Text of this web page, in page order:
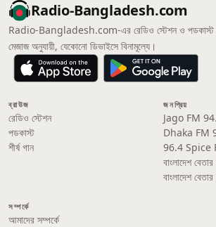
Radio-Bangladesh.com
Radio-Bangladesh.com-এর রেডিও স্টেশন ও পডকাস্ট
মেজাজ অনুযায়ী, যেকোনো ডিভাইসে বিনামূল্যে।
ব্রাউজ
রেডিও স্টেশন
পডকাস্ট
শীর্ষ গান
জনপ্রিয়
Jago FM
Dhaka FM
96.4 Spice
বাংলাদেশ বেতার
বাংলাদেশ
সম্পর্কে
আমাদের সম্পর্কে